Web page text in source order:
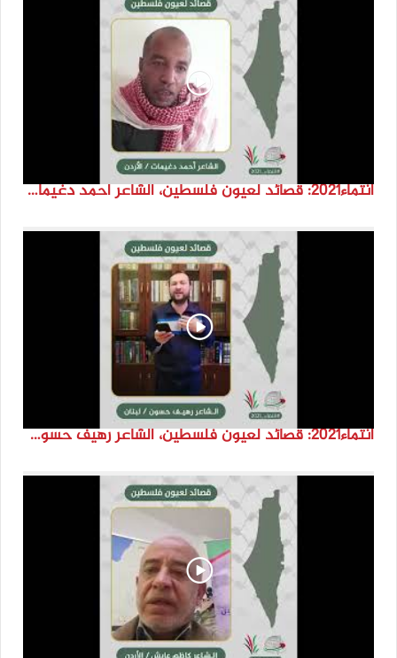
انتماء2021: قصائد لعيون فلسطين، الشاعر احمد دغيمات، الاردن
انتماء2021: قصائد لعيون فلسطين، الشاعر رهيف حسون، لبنان